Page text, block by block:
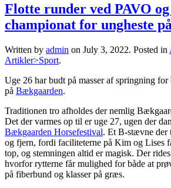
Flotte runder ved PAVO
championat for ungheste
Written by admin on July 3, 2022. Posted in
Artikler>Sport.
Uge 26 har budt på masser af springning for
på Bækgaarden.
Traditionen tro afholdes der nemlig
Det der varmes op til er uge 27, ugen der
Bækgaarden Horsefestival. Et B-stævne
og fjern, fordi faciliteterne på Kim og Lises
top, og stemningen altid er magisk. Der
hvorfor rytterne får mulighed for både at
på fiberbund og klasser på græs.